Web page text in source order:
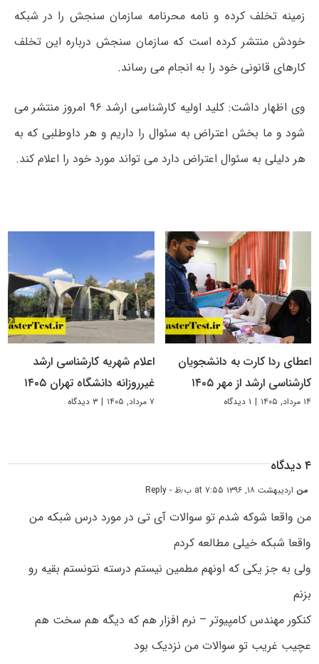
زمینه تخلف کرده و نامه محرنامه سازمان سنجش را در شبکه
خودش منتشر کرده است که سازمان سنجش درباره این تخلف
کارهای قانونی خود را به انجام می رساند.
وی اظهار داشت: کلید اولیه کارشناسی ارشد ۹۶ امروز منتشر می
شود و ما بخش اعتراض به سئوال را داریم و هر داوطلبی که به
هر دلیلی به سئوال اعتراض دارد می تواند مورد خود را اعلام کند.
اعطای ردا کارت به دانشجویان
کارشناسی ارشد از مهر ۱۴۰۵
۱۴ مرداد, ۱۴۰۵ | ۱ دیدگاه
اعلام شهریه کارشناسی ارشد
غیرروزانه دانشگاه تهران ۱۴۰۵
۷ مرداد, ۱۴۰۵ | ۳ دیدگاه
۴ دیدگاه
من اردیبهشت ۱۸, ۱۳۹۶ at ۷:۵۵ ب٫ظ - Reply
من واقعا شوکه شدم تو سوالات آی تی در مورد درس شبکه من
واقعا شبکه خیلی مطالعه کردم
ولی به جز یکی که اونهم مطمین نیستم درسته نتونستم بقیه رو
بزنم
کنکور مهندس کامپیوتر – نرم افزار هم که دیگه هم سخت هم
عچیب غریب تو سوالات من نزدیک بود